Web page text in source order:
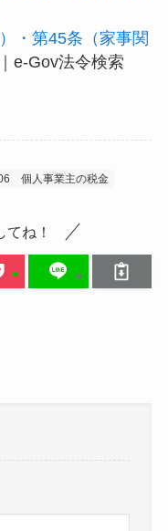
・第45条（家事関
｜e-Gov法令検索
個人事業主の税金
ね！